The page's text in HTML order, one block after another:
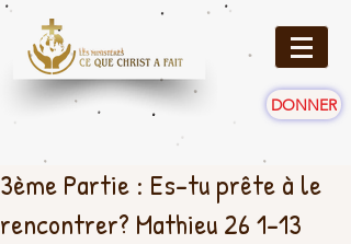
DONNER
3ème Partie : Es-tu prête à le
rencontrer? Mathieu 26 1-13